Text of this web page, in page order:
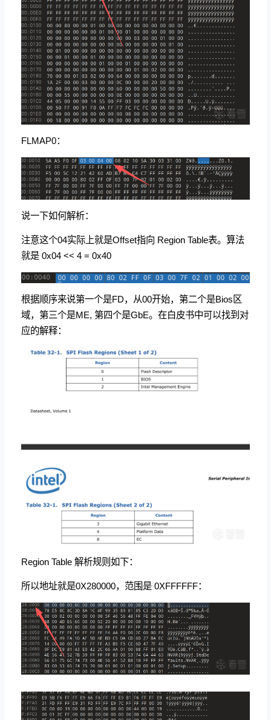
FLMAP0：
说一下如何解析：
注意这个04实际上就是Offset指向 Region Table表。算法
就是 0x04 << 4 = 0x40
根据顺序来说第一个是FD，从00开始，第二个是Bios区
域，第三个是ME, 第四个是GbE。在白皮书中可以找到对
应的解释：
Region Table 解析规则如下：
所以地址就是0X280000，范围是 0XFFFFFF：